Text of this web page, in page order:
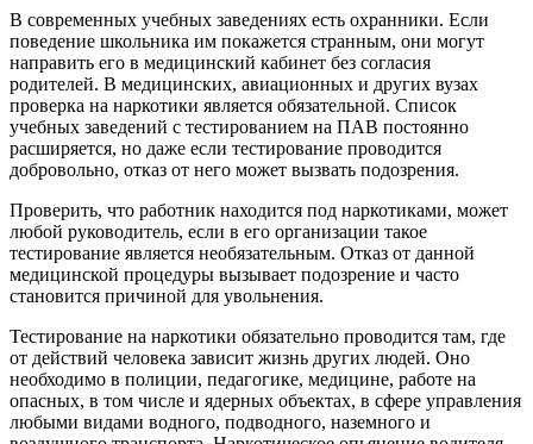
В современных учебных заведениях есть охранники. Если
поведение школьника им покажется странным, они могут
направить его в медицинский кабинет без согласия
родителей. В медицинских, авиационных и других вузах
проверка на наркотики является обязательной. Список
учебных заведений с тестированием на ПАВ постоянно
расширяется, но даже если тестирование проводится
добровольно, отказ от него может вызвать подозрения.
Проверить, что работник находится под наркотиками, может
любой руководитель, если в его организации такое
тестирование является необязательным. Отказ от данной
медицинской процедуры вызывает подозрение и часто
становится причиной для увольнения.
Тестирование на наркотики обязательно проводится там, где
от действий человека зависит жизнь других людей. Оно
необходимо в полиции, педагогике, медицине, работе на
опасных, в том числе и ядерных объектах, в сфере управления
любыми видами водного, подводного, наземного и